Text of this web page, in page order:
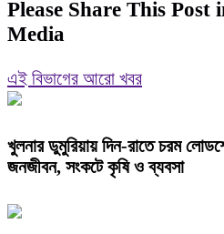
Please Share This Post
Media
এই বিভাগের আরো খবর
খুলনার ডুমুরিয়ায় দিন-রাতে চরম
জনজীবন, সংকটে কৃষি ও ব্যবসা